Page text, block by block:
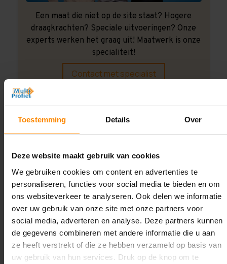
Toestemming Details Over
Deze website maakt gebruik van cookies
We gebruiken cookies om content en advertenties te
personaliseren, functies voor social media te bieden en om
ons websiteverkeer te analyseren. Ook delen we informatie
over uw gebruik van onze site met onze partners voor
social media, adverteren en analyse. Deze partners kunnen
de gegevens combineren met andere informatie die u aan
ze heeft verstrekt of die ze hebben verzameld op basis van
uw gebruik van hun services. Druk op de knop om te
Een maat die niet op de site staat? Hogere
draagkrachten? Speciale uitvoeringen? Onze
experts werken het graag uit! Maatwerk is onze
specialiteit!
Contact met specialist
Montage uitbesteden?
Laat ons het doen!